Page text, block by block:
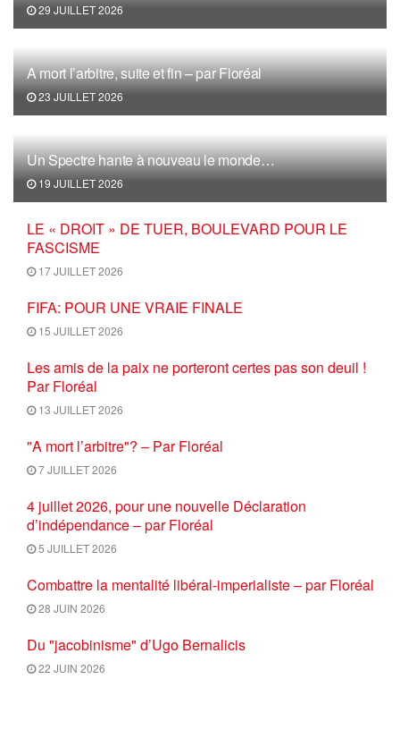
29 JUILLET 2026
A mort l’arbitre, suite et fin – par Floréal
23 JUILLET 2026
Un Spectre hante à nouveau le monde…
19 JUILLET 2026
LE « DROIT » DE TUER, BOULEVARD POUR LE
FASCISME
17 JUILLET 2026
FIFA: POUR UNE VRAIE FINALE
15 JUILLET 2026
Les amis de la paix ne porteront certes pas son deuil !
Par Floréal
13 JUILLET 2026
"A mort l’arbitre"? – Par Floréal
7 JUILLET 2026
4 juillet 2026, pour une nouvelle Déclaration
d’indépendance – par Floréal
5 JUILLET 2026
Combattre la mentalité libéral-imperialiste – par Floréal
28 JUIN 2026
Du "jacobinisme" d’Ugo Bernalicis
22 JUIN 2026